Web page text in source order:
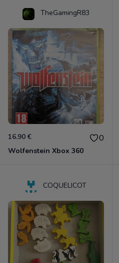
TheGamingR83
16.90 € 0
Wolfenstein Xbox 360
COQUELICOT